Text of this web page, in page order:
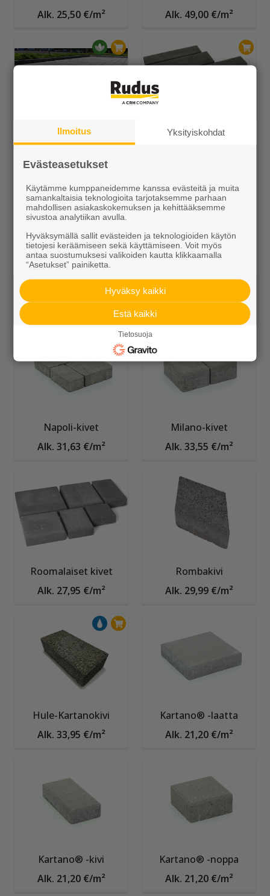
Alk. 25,50 €/m²
Alk. 49,00 €/m²
Uuma-kivet
Alk. 23,78 €/m²
Piano-kivet
Louhikivi
Alk. 3,99 €/kpl
Verona-kivet
Alk. 25,50 €/m²
Napoli-kivet
Alk. 31,63 €/m²
Milano-kivet
Alk. 33,55 €/m²
Roomalaiset kivet
Alk. 27,95 €/m²
Rombakivi
Alk. 29,99 €/m²
Hule-Kartanokivi
Alk. 33,95 €/m²
Kartano® -laatta
Alk. 21,20 €/m²
Kartano® -kivi
Alk. 21,20 €/m²
Kartano® -noppa
Alk. 21,20 €/m²
Ilmoitus Yksityiskohdat
Evästeasetukset
Käytämme kumppaneidemme kanssa evästeitä ja muita
samankaltaisia teknologioita tarjotaksemme parhaan
mahdollisen asiakaskokemuksen ja kehittääksemme
sivustoa analytiikan avulla.
Hyväksymällä sallit evästeiden ja teknologioiden käytön
tietojesi keräämiseen sekä käyttämiseen. Voit myös
antaa suostumuksesi valikoiden kautta klikkaamalla
“Asetukset” painiketta.
Hyväksy kaikki
Estä kaikki
Tietosuoja